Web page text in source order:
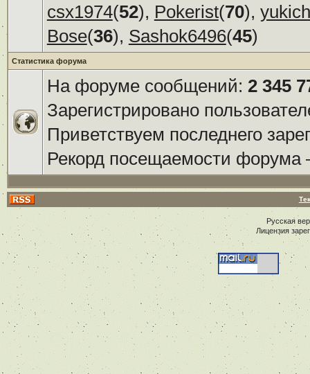
csx1974(52), Pokerist(70), yukich
Bose(36), Sashok6496(45)
Статистика форума
На форуме сообщений: 2 345
Зарегистрировано
Приветствуем последнего
Рекорд посещаемости
Русская
Лицензия